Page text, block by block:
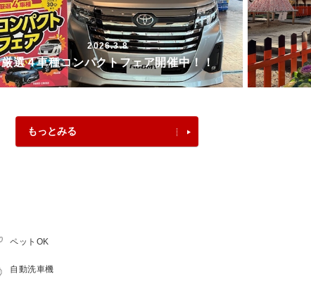
2026.3.8
厳選４車種コンパクトフェア開催中！！
もっとみる
ペットOK
自動洗車機